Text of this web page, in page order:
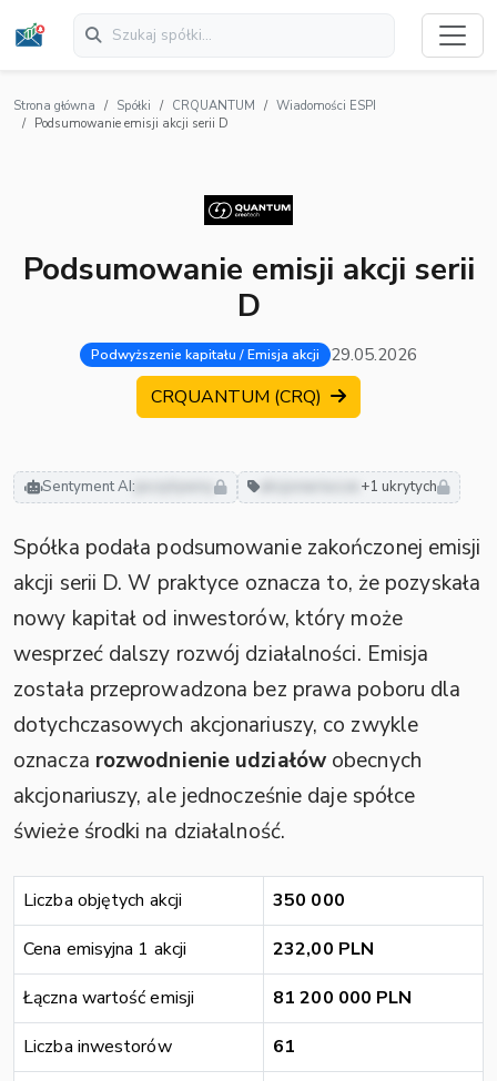
Strona główna Spółki CRQUANTUM
Wiadomości ESPI
Podsumowanie emisji akcji serii D
Podsumowanie emisji akcji serii
D
Podwyższenie kapitału / Emisja akcji 29.05.2026
CRQUANTUM (CRQ)
Sentyment AI: pozytywny akcjonariusze +1 ukrytych
Spółka podała podsumowanie zakończonej emisji
akcji serii D. W praktyce oznacza to, że pozyskała
nowy kapitał od inwestorów, który może
wesprzeć dalszy rozwój działalności. Emisja
została przeprowadzona bez prawa poboru dla
dotychczasowych akcjonariuszy, co zwykle
oznacza rozwodnienie udziałówobecnych
akcjonariuszy, ale jednocześnie daje spółce
świeże środki na działalność.
Liczba objętych akcji
350 000
Cena emisyjna 1 akcji
232,00 PLN
Łączna wartość emisji
81 200 000 PLN
Liczba inwestorów
61